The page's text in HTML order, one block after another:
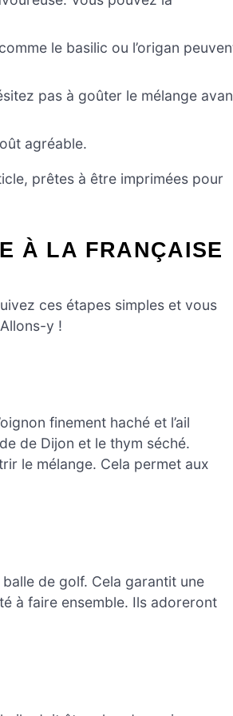
le basilic ou l’origan
pas à goûter le mélange
agréable.
prêtes à être imprimées pour
À LA FRANÇAISE
ces étapes simples et vous
y !
finement haché et l’ail
de Dijon et le thym séché.
le mélange. Cela permet aux
de golf. Cela garantit une
à faire ensemble. Ils adoreront